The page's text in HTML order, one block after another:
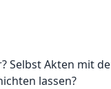
Selbst Akten mit
lassen?